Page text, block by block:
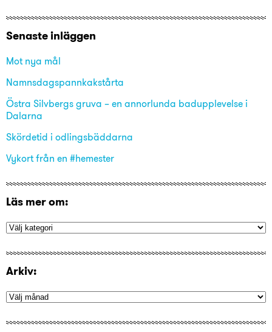
Senaste inläggen
Mot nya mål
Namnsdagspannkakstårta
Östra Silvbergs gruva – en annorlunda badupplevelse i
Dalarna
Skördetid i odlingsbäddarna
Vykort från en #hemester
Läs mer om:
Arkiv: